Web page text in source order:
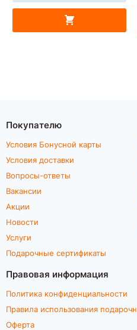
Покупателю
Условия Бонусной карты
Условия доставки
Вопросы-ответы
Вакансии
Акции
Новости
Услуги
Подарочные сертификаты
Правовая информация
Политика конфиденциальности
Правила использования
Оферта